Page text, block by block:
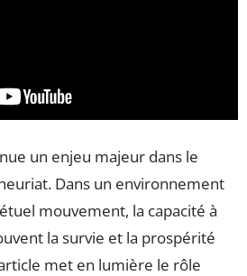
un enjeu majeur dans le
Dans un environnement
mouvement, la capacité à
la survie et la prospérité
met en lumière le rôle